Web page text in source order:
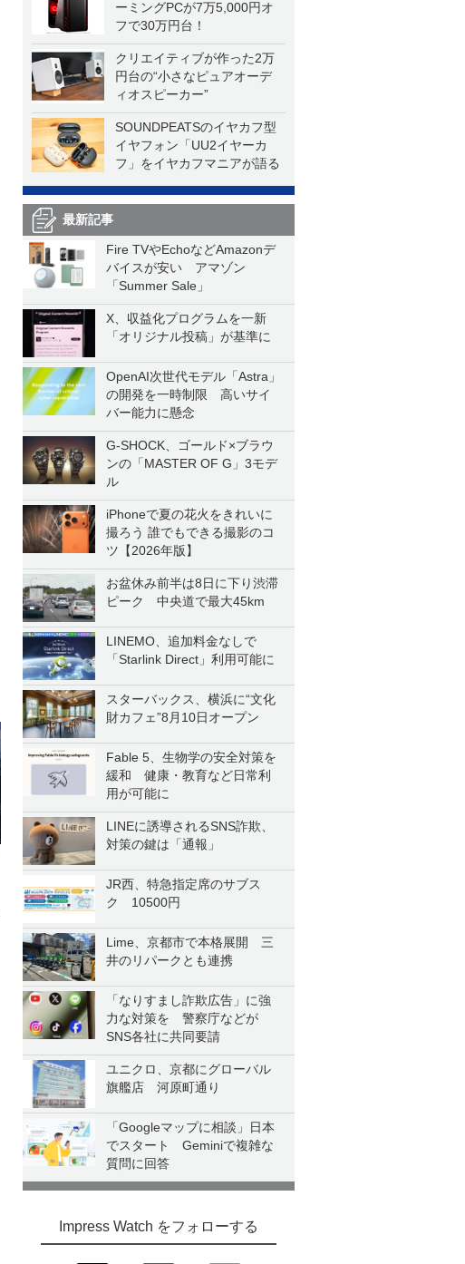
ーミングPCが7万5,000円オ
フで30万円台！
クリエイティブが作った2万
円台の“小さなピュアオーデ
ィオスピーカー”
SOUNDPEATSのイヤカフ型
イヤフォン「UU2イヤーカ
フ」をイヤカフマニアが語る
最新記事
Fire TVやEchoなどAmazonデ
バイスが安い アマゾン
「Summer Sale」
X、収益化プログラムを一新
「オリジナル投稿」が基準に
OpenAI次世代モデル「Astra」
の開発を一時制限 高いサイ
バー能力に懸念
G-SHOCK、ゴールド×ブラウ
ンの「MASTER OF G」3モデ
ル
iPhoneで夏の花火をきれいに
撮ろう 誰でもできる撮影のコ
ツ【2026年版】
お盆休み前半は8日に下り渋滞
ピーク 中央道で最大45km
LINEMO、追加料金なしで
「Starlink Direct」利用可能に
スターバックス、横浜に“文化
財カフェ”8月10日オープン
Fable 5、生物学の安全対策を
緩和 健康・教育など日常利
用が可能に
LINEに誘導されるSNS詐欺、
対策の鍵は「通報」
JR西、特急指定席のサブス
ク 10500円
Lime、京都市で本格展開 三
井のリパークとも連携
「なりすまし詐欺広告」に強
力な対策を 警察庁などが
SNS各社に共同要請
ユニクロ、京都にグローバル
旗艦店 河原町通り
「Googleマップに相談」日本
でスタート Geminiで複雑な
質問に回答
Impress Watch をフォローする